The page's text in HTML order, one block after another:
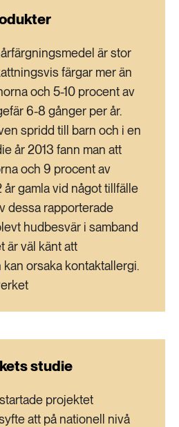
är stor
färgar mer än
och 5-10 procent av
6-8 gånger per år.
spridd till barn och i en
år 2013 fann man att
och 9 procent av
år gamla vid något tillfälle
dessa rapporterade
hudbesvär i samband
är väl känt att
orsaka kontaktallergi.
studie
projektet
att på nationell nivå